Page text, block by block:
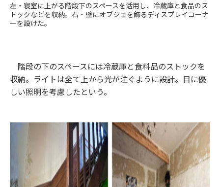
左・寝室に上がる階段下のスペースを活用し、冷蔵庫と食品のス
トックなどを収納。右・壁にオブジェを飾るディスプレイコーナ
ーを設けた。
階段の下のスペースには冷蔵庫と食料品のストックを
収納。ライトは全て上から光が注ぐように設計。目に優
しい照明を考慮したという。